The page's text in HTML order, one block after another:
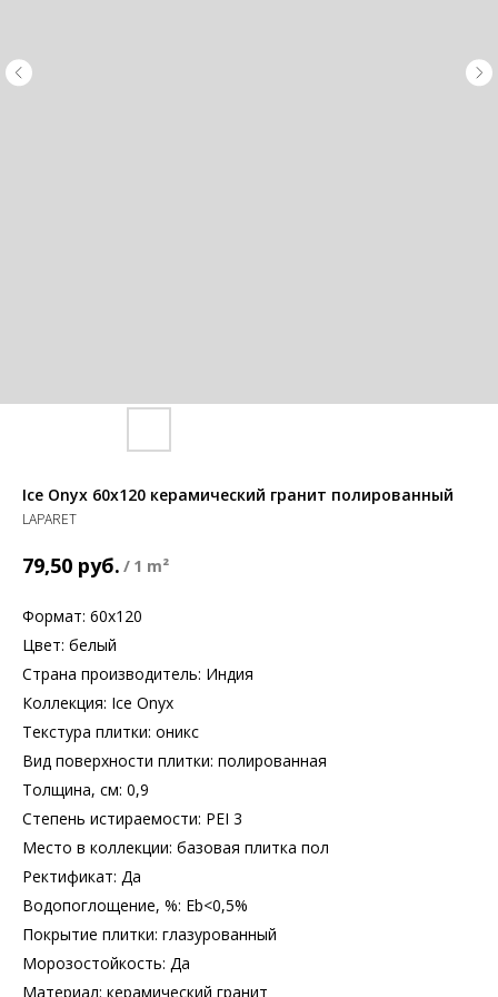
Ice Onyx 60x120 керамический гранит полированный
LAPARET
79,50 руб. / 1 m²
Формат: 60х120
Цвет: белый
Страна производитель: Индия
Коллекция: Ice Onyx
Текстура плитки: оникс
Вид поверхности плитки: полированная
Толщина, см: 0,9
Степень истираемости: PEI 3
Место в коллекции: базовая плитка пол
Ректификат: Да
Водопоглощение, %: Еb<0,5%
Покрытие плитки: глазурованный
Морозостойкость: Да
Материал: керамический гранит